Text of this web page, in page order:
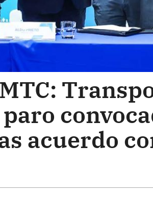
acuerdo